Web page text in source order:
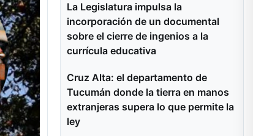
La Legislatura impulsa la
incorporación de un documental
sobre el cierre de ingenios a la
currícula educativa
Cruz Alta: el departamento de
Tucumán donde la tierra en manos
extranjeras supera lo que permite la
ley